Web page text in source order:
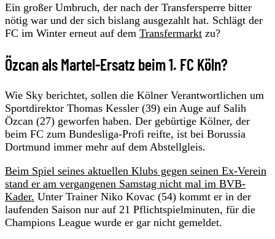
Ein großer Umbruch, der nach der Transfersperre bitter
nötig war und der sich bislang ausgezahlt hat. Schlägt der
FC im Winter erneut auf dem Transfermarkt zu?
Özcan als Martel-Ersatz beim 1. FC Köln?
Wie Sky berichtet, sollen die Kölner Verantwortlichen um
Sportdirektor Thomas Kessler (39) ein Auge auf Salih
Özcan (27) geworfen haben. Der gebürtige Kölner, der
beim FC zum Bundesliga-Profi reifte, ist bei Borussia
Dortmund immer mehr auf dem Abstellgleis.
Beim Spiel seines aktuellen Klubs gegen seinen Ex-Verein
stand er am vergangenen Samstag nicht mal im BVB-
Kader. Unter Trainer Niko Kovac (54) kommt er in der
laufenden Saison nur auf 21 Pflichtspielminuten, für die
Champions League wurde er gar nicht gemeldet.